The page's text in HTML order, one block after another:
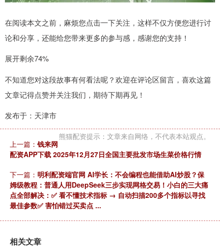
在阅读本文之前，麻烦您点击一下关注，这样不仅方便您进行讨
论和分享，还能给您带来更多的参与感，感谢您的支持！
展开剩余74%
不知道您对这段故事有何看法呢？欢迎在评论区留言，喜欢这篇
文章记得点赞并关注我们，期待下期再见！
发布于：天津市
熊猫配资提示：文章来自网络，不代表本站观点。
上一篇： 钱来网
配资APP下载 2025年12月27日全国主要批发市场生菜价格行情
下一篇： 明利配资端官网 AI学长：不会编程也能借助AI炒股？保
姆级教程：普通人用DeepSeek三步实现网格交易！小白的三大痛
点全部解决：✅ 看不懂技术指标 → 自动扫描200多个指标以寻找
最佳参数✅ 害怕错过买卖点 ...
相关文章